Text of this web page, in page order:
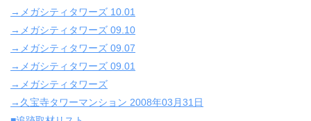
→メガシティタワーズ 10.01
→メガシティタワーズ 09.10
→メガシティタワーズ 09.07
→メガシティタワーズ 09.01
→メガシティタワーズ
→久宝寺タワーマンション 2008年03月31日